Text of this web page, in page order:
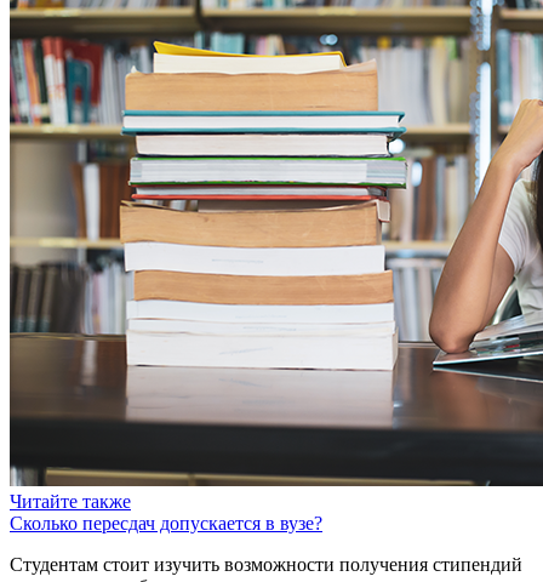
Читайте также
Сколько пересдач допускается в вузе?
Студентам стоит изучить возможности получения стипендий